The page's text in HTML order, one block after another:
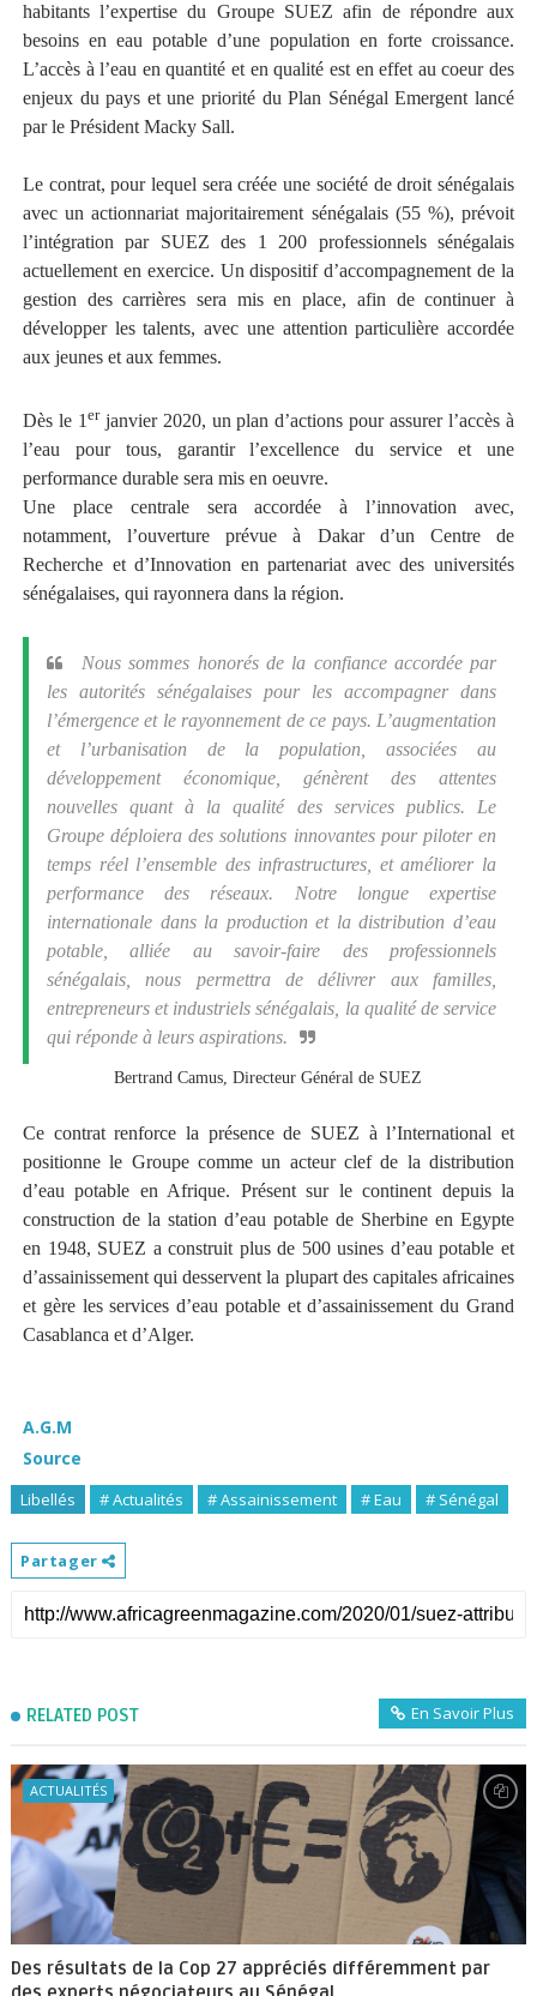
habitants l’expertise du Groupe SUEZ afin de répondre aux
besoins en eau potable d’une population en forte croissance.
L’accès à l’eau en quantité et en qualité est en effet au coeur des
enjeux du pays et une priorité du Plan Sénégal Emergent lancé
par le Président Macky Sall.
Le contrat, pour lequel sera créée une société de droit sénégalais
avec un actionnariat majoritairement sénégalais (55 %), prévoit
l’intégration par SUEZ des 1 200 professionnels sénégalais
actuellement en exercice. Un dispositif d’accompagnement de la
gestion des carrières sera mis en place, afin de continuer à
développer les talents, avec une attention particulière accordée
aux jeunes et aux femmes.
Dès le 1 erjanvier 2020, un plan d’actions pour assurer l’accès à
l’eau pour tous, garantir l’excellence du service et une
performance durable sera mis en oeuvre.
Une place centrale sera accordée à l’innovation avec,
notamment, l’ouverture prévue à Dakar d’un Centre de
Recherche et d’Innovation en partenariat avec des universités
sénégalaises, qui rayonnera dans la région.
Nous sommes honorés de la confiance accordée par
les autorités sénégalaises pour les accompagner dans
l’émergence et le rayonnement de ce pays. L’augmentation
et l’urbanisation de la population, associées au
développement économique, génèrent des attentes
nouvelles quant à la qualité des services publics. Le
Groupe déploiera des solutions innovantes pour piloter en
temps réel l’ensemble des infrastructures, et améliorer la
performance des réseaux. Notre longue expertise
internationale dans la production et la distribution d’eau
potable, alliée au savoir-faire des professionnels
sénégalais, nous permettra de délivrer aux familles,
entrepreneurs et industriels sénégalais, la qualité de service
qui réponde à leurs aspirations.
Bertrand Camus, Directeur Général de SUEZ
Ce contrat renforce la présence de SUEZ à l’International et
positionne le Groupe comme un acteur clef de la distribution
d’eau potable en Afrique. Présent sur le continent depuis la
construction de la station d’eau potable de Sherbine en Egypte
en 1948, SUEZ a construit plus de 500 usines d’eau potable et
d’assainissement qui desservent la plupart des capitales africaines
et gère les services d’eau potable et d’assainissement du Grand
Casablanca et d’Alger.
A.G.M
Source
Libellés # Actualités # Assainissement # Eau # Sénégal
Partager
RELATED POST En Savoir Plus
ACTUALITÉS
Des résultats de la Cop 27 appréciés différemment par